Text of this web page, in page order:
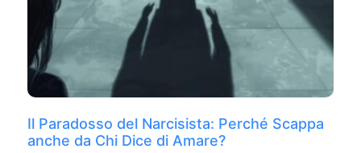
Il Paradosso del Narcisista: Perché Scappa
anche da Chi Dice di Amare?